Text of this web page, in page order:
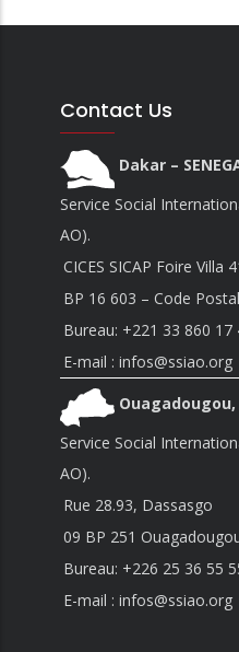
Contact Us
Dakar –
Service Social
AO).
CICES SICAP Foire Villa
BP 16 603 – Code
Bureau: +221 33 860 17
E-mail : infos@ssiao.org
Ouagadougou,
Service Social
AO).
Rue 28.93, Dassasgo
09 BP 251
Bureau: +226 25 36 55
E-mail : infos@ssiao.org